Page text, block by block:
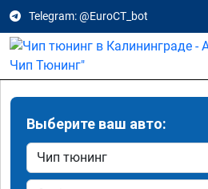
Telegram: @EuroCT_bot
Выберите ваш авто: